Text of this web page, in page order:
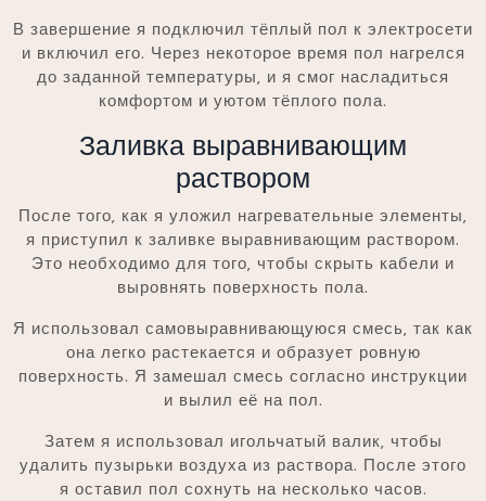
В завершение я подключил тёплый пол к электросети
и включил его. Через некоторое время пол нагрелся
до заданной температуры‚ и я смог насладиться
комфортом и уютом тёплого пола.
Заливка выравнивающим
раствором
После того‚ как я уложил нагревательные элементы‚
я приступил к заливке выравнивающим раствором.
Это необходимо для того‚ чтобы скрыть кабели и
выровнять поверхность пола.
Я использовал самовыравнивающуюся смесь‚ так как
она легко растекается и образует ровную
поверхность. Я замешал смесь согласно инструкции
и вылил её на пол.
Затем я использовал игольчатый валик‚ чтобы
удалить пузырьки воздуха из раствора. После этого
я оставил пол сохнуть на несколько часов.